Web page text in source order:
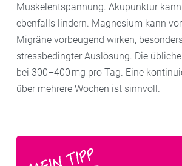
Muskelentspannung. Akupunktur
ebenfalls lindern. Magnesium kann
Migräne vorbeugend wirken,
stressbedingter Auslösung. Die
bei 300–400 mg pro Tag. Eine
über mehrere Wochen ist sinnvoll.